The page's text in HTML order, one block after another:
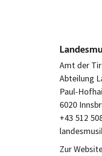
Amt der
Abteilung
Paul-
6020
+43 512
Zur